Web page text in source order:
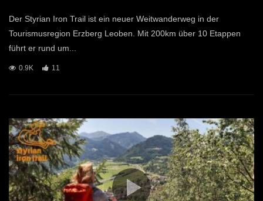
Der Styrian Iron Trail ist ein neuer Weitwanderweg in der
Tourismusregion Erzberg Leoben. Mit 200km über 10 Etappen
führt er rund um...
0.9K 11